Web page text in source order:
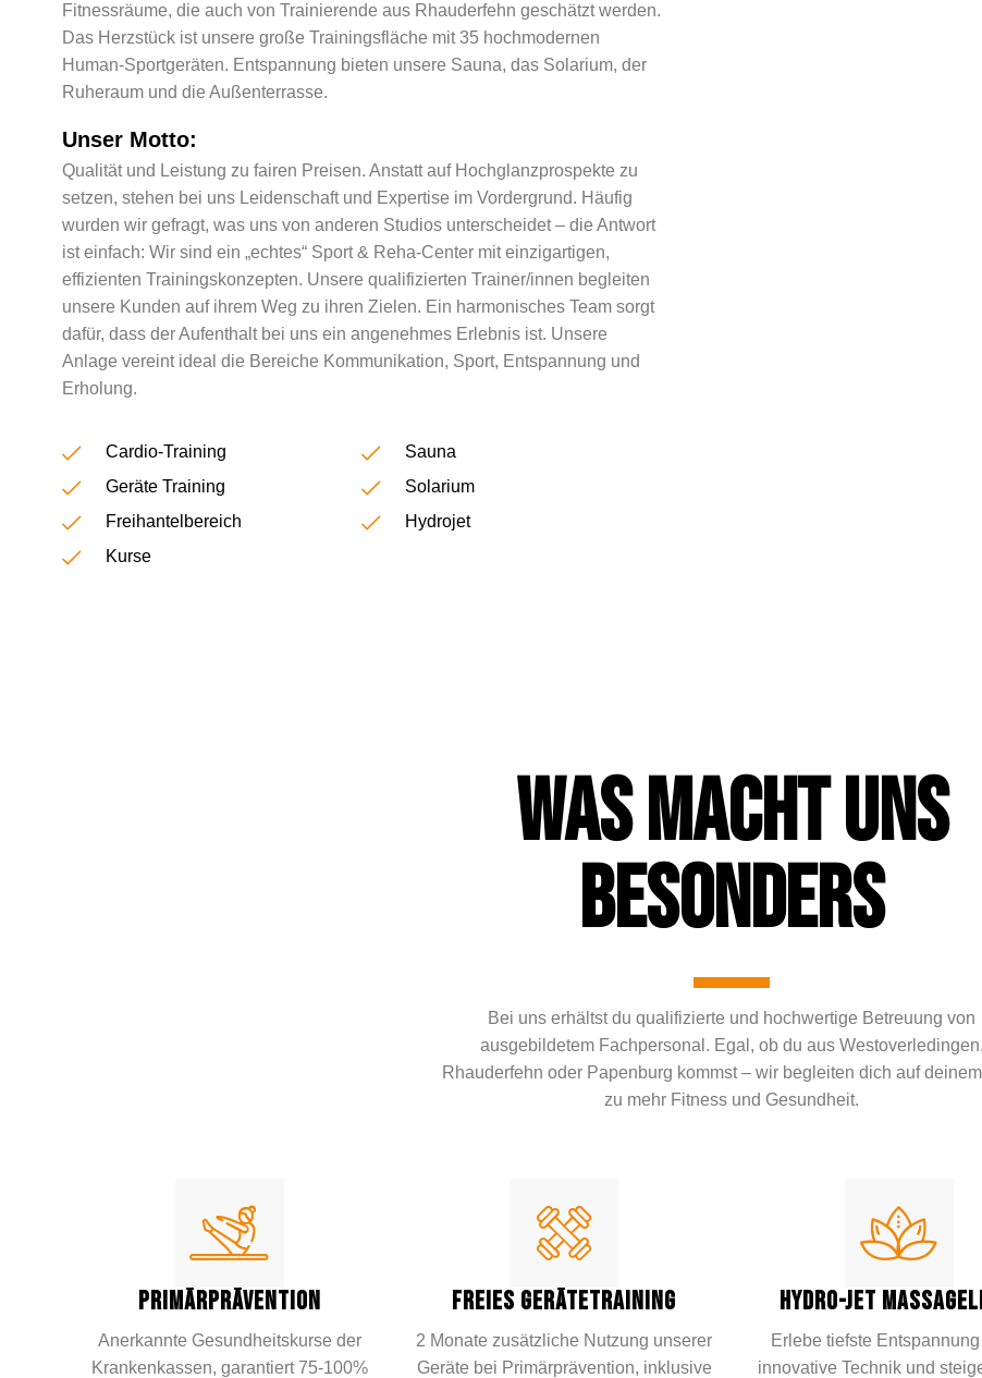
Fitnessräume, die auch von Trainierende aus Rhauderfehn geschätzt werden.
Das Herzstück ist unsere große Trainingsfläche mit 35 hochmodernen
Human-Sportgeräten. Entspannung bieten unsere Sauna, das Solarium, der
Ruheraum und die Außenterrasse.
Unser Motto:
Qualität und Leistung zu fairen Preisen. Anstatt auf Hochglanzprospekte zu
setzen, stehen bei uns Leidenschaft und Expertise im Vordergrund. Häufig
wurden wir gefragt, was uns von anderen Studios unterscheidet – die Antwort
ist einfach: Wir sind ein „echtes“ Sport & Reha-Center mit einzigartigen,
effizienten Trainingskonzepten. Unsere qualifizierten Trainer/innen begleiten
unsere Kunden auf ihrem Weg zu ihren Zielen. Ein harmonisches Team sorgt
dafür, dass der Aufenthalt bei uns ein angenehmes Erlebnis ist. Unsere
Anlage vereint ideal die Bereiche Kommunikation, Sport, Entspannung und
Erholung.
Cardio-Training
Geräte Training
Freihantelbereich
Kurse
Sauna
Solarium
Hydrojet
WAS MACHT UNS
BESONDERS
Bei uns erhältst du qualifizierte und hochwertige Betreuung von
ausgebildetem Fachpersonal. Egal, ob du aus Westoverledingen,
Rhauderfehn oder Papenburg kommst – wir begleiten dich auf
zu mehr Fitness und Gesundheit.
PRIMÄRPRÄVENTION
Anerkannte Gesundheitskurse der
Krankenkassen, garantiert 75-100%
FREIES GERÄTETRAINING
2 Monate zusätzliche Nutzung unserer
Geräte bei Primärprävention, inklusive
HYDRO-JET
Erlebe tiefste
innovative Technik und